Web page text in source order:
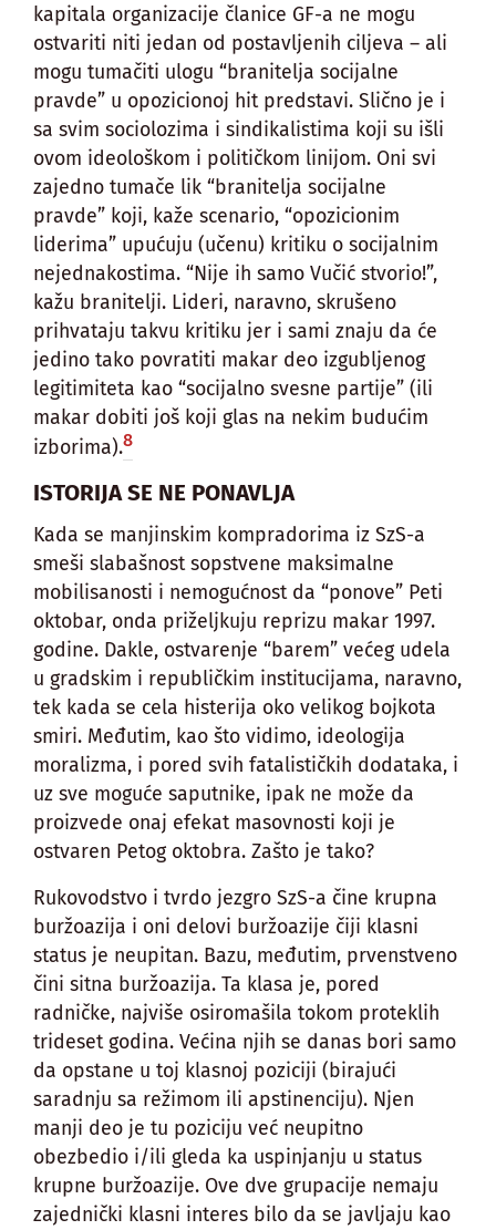
kapitala organizacije članice GF-a ne mogu
ostvariti niti jedan od postavljenih ciljeva – ali
mogu tumačiti ulogu “branitelja socijalne
pravde” u opozicionoj hit predstavi. Slično je i
sa svim sociolozima i sindikalistima koji su išli
ovom ideološkom i političkom linijom. Oni svi
zajedno tumače lik “branitelja socijalne
pravde” koji, kaže scenario, “opozicionim
liderima” upućuju (učenu) kritiku o socijalnim
nejednakostima. “Nije ih samo Vučić stvorio!”,
kažu branitelji. Lideri, naravno, skrušeno
prihvataju takvu kritiku jer i sami znaju da će
jedino tako povratiti makar deo izgubljenog
legitimiteta kao “socijalno svesne partije” (ili
makar dobiti još koji glas na nekim budućim
izborima).8
ISTORIJA SE NE PONAVLJA
Kada se manjinskim kompradorima iz SzS-a
smeši slabašnost sopstvene maksimalne
mobilisanosti i nemogućnost da “ponove” Peti
oktobar, onda priželjkuju reprizu makar 1997.
godine. Dakle, ostvarenje “barem” većeg udela
u gradskim i republičkim institucijama, naravno,
tek kada se cela histerija oko velikog bojkota
smiri. Međutim, kao što vidimo, ideologija
moralizma, i pored svih fatalističkih dodataka, i
uz sve moguće saputnike, ipak ne može da
proizvede onaj efekat masovnosti koji je
ostvaren Petog oktobra. Zašto je tako?
Rukovodstvo i tvrdo jezgro SzS-a čine krupna
buržoazija i oni delovi buržoazije čiji klasni
status je neupitan. Bazu, međutim, prvenstveno
čini sitna buržoazija. Ta klasa je, pored
radničke, najviše osiromašila tokom proteklih
trideset godina. Većina njih se danas bori samo
da opstane u toj klasnoj poziciji (birajući
saradnju sa režimom ili apstinenciju). Njen
manji deo je tu poziciju već neupitno
obezbedio i/ili gleda ka uspinjanju u status
krupne buržoazije. Ove dve grupacije nemaju
zajednički klasni interes bilo da se javljaju kao